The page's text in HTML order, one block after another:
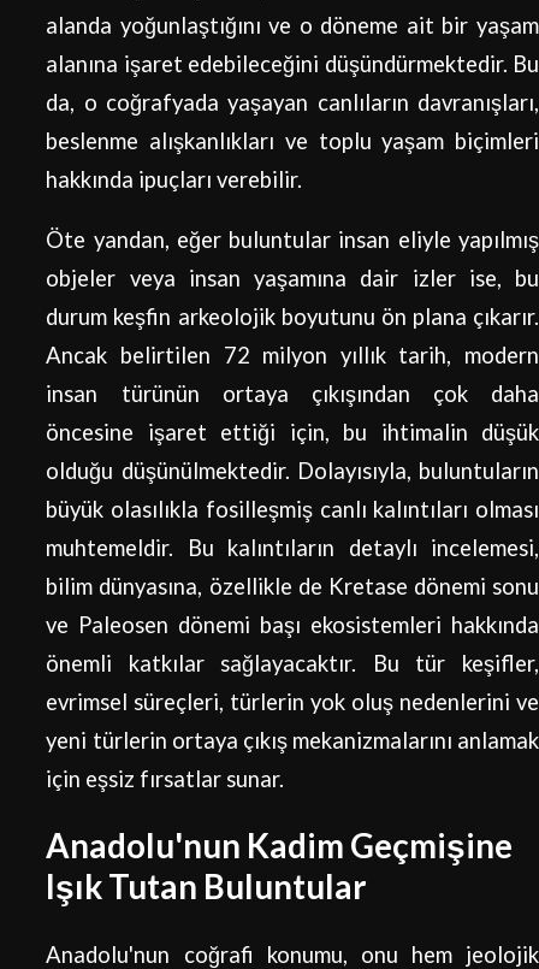
alanda yoğunlaştığını ve o döneme ait bir yaşam
alanına işaret edebileceğini düşündürmektedir. Bu
da, o coğrafyada yaşayan canlıların davranışları,
beslenme alışkanlıkları ve toplu yaşam biçimleri
hakkında ipuçları verebilir.
Öte yandan, eğer buluntular insan eliyle yapılmış
objeler veya insan yaşamına dair izler ise, bu
durum keşfin arkeolojik boyutunu ön plana çıkarır.
Ancak belirtilen 72 milyon yıllık tarih, modern
insan türünün ortaya çıkışından çok daha
öncesine işaret ettiği için, bu ihtimalin düşük
olduğu düşünülmektedir. Dolayısıyla, buluntuların
büyük olasılıkla fosilleşmiş canlı kalıntıları olması
muhtemeldir. Bu kalıntıların detaylı incelemesi,
bilim dünyasına, özellikle de Kretase dönemi sonu
ve Paleosen dönemi başı ekosistemleri hakkında
önemli katkılar sağlayacaktır. Bu tür keşifler,
evrimsel süreçleri, türlerin yok oluş nedenlerini ve
yeni türlerin ortaya çıkış mekanizmalarını anlamak
için eşsiz fırsatlar sunar.
Anadolu'nun Kadim Geçmişine
Işık Tutan Buluntular
Anadolu'nun coğrafi konumu, onu hem jeolojik